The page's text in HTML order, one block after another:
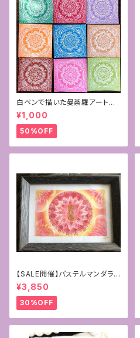
白ペンで描いた曼荼羅アート原
画
¥1,000
50%OFF
【SALE開催】パステルマンダラ
+フトマニ図アート〜新生〜
¥3,850
30%OFF